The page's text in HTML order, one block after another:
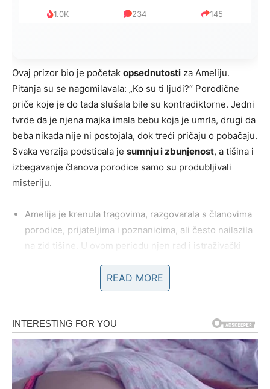
1.0K 234 145
Ovaj prizor bio je početak opsednutosti za Ameliju.
Pitanja su se nagomilavala: „Ko su ti ljudi?“ Porodične
priče koje je do tada slušala bile su kontradiktorne. Jedni
tvrde da je njena majka imala bebu koja je umrla, drugi da
beba nikada nije ni postojala, dok treći pričaju o pobačaju.
Svaka verzija podsticala je sumnju i zbunjenost, a tišina i
izbegavanje članova porodice samo su produbljivali
misteriju.
Amelija je krenula tragovima, razgovarala s članovima
porodice, prijateljima i poznanicima, ali često nailazila
na zid tišine. U ovom periodu njen rad i istraživački
„Secrets We Keep: Shame, Lies and Family“
počela je da istražuje slične priče žena koje su
deo tih žena, priče su je povezale sa mnogim
iskustvima o sramu, tajnama i bolu koji prate žene u
sličnoj situaciji.
READ MORE